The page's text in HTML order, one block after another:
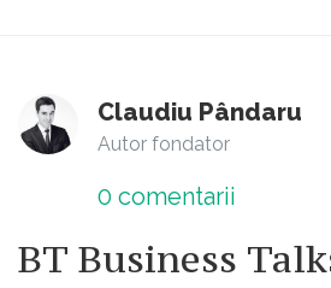
Claudiu Pândaru
Autor fondator
0 comentarii
BT Business